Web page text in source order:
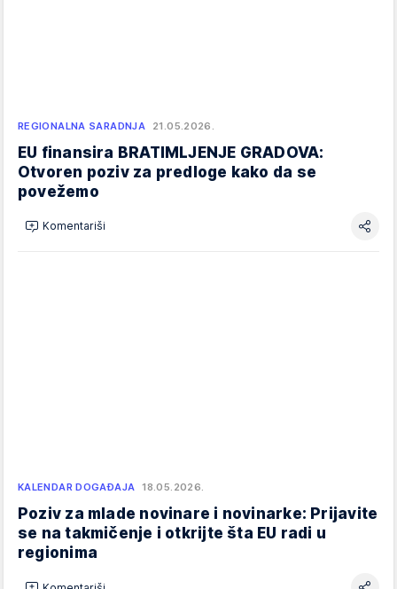
REGIONALNA SARADNJA 21.05.2026.
EU finansira BRATIMLJENJE GRADOVA:
Otvoren poziv za predloge kako da se
povežemo
Komentariši
KALENDAR DOGAĐAJA 18.05.2026.
Poziv za mlade novinare i novinarke: Prijavite
se na takmičenje i otkrijte šta EU radi u
regionima